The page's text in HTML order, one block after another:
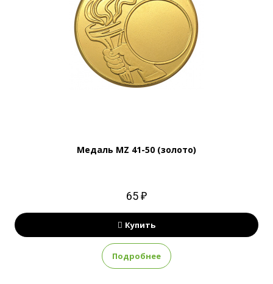
Медаль MZ 41-50 (золото)
65 ₽
Купить
Подробнее